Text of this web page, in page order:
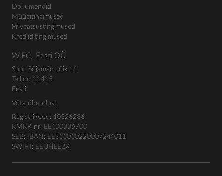
Dokumendid
Müügitingimused
Privaatsustingimused
Krediiditingimused
W.EG. Eesti OÜ
Suur-Sõjamäe põik 11
Tallinn 11415
Eesti
Võta ühendust
Registrikood: 10326286
KMKR nr: EE100336700
SEB: IBAN: EE311010220007244011
SWIFT: EEUHEE2X